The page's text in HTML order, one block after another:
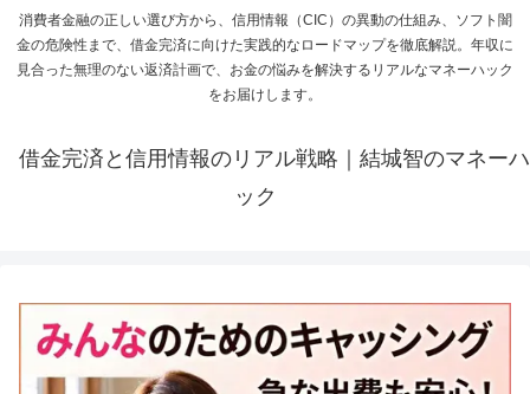
消費者金融の正しい選び方から、信用情報（CIC）の異動の仕組み、ソフト闇
金の危険性まで、借金完済に向けた実践的なロードマップを徹底解説。年収に
見合った無理のない返済計画で、お金の悩みを解決するリアルなマネーハック
をお届けします。
借金完済と信用情報のリアル戦略｜結城智のマネーハ
ック